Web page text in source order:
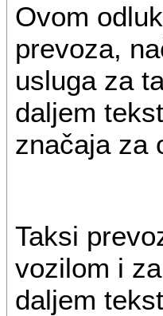
Ovom
prevoza,
usluga za
daljem
značaja za
Taksi
vozilom i
daljem